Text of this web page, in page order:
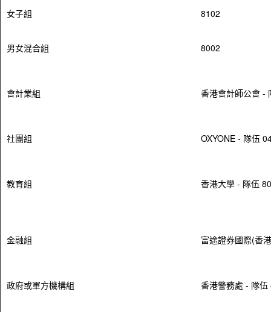
女子組 8102
男女混合組 8002
會計業組 香港會計師公會 -
社團組 OXYONE - 隊伍
教育組 香港大學 - 隊伍
金融組 富途證券國際(香
政府或軍方機構組 香港警務處 - 隊伍